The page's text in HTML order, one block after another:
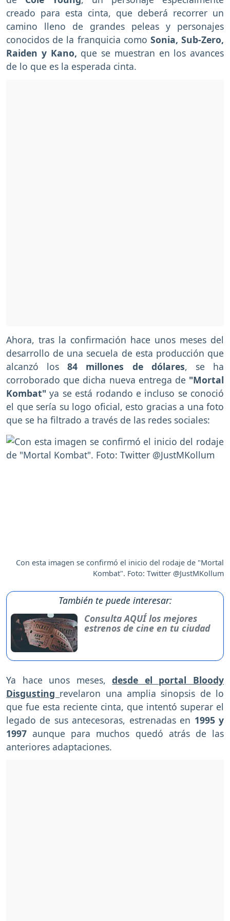
creado para esta cinta, que deberá recorrer un
camino lleno de grandes peleas y personajes
conocidos de la franquicia como Sonia, Sub-Zero,
Raiden y Kano, que se muestran en los avances
de lo que es la esperada cinta.
Ahora, tras la confirmación hace unos meses del
desarrollo de una secuela de esta producción que
alcanzó los84 millones de dólares, se ha
corroborado que dicha nueva entrega de "Mortal
Kombat"ya se está rodando e incluso se conoció
el que sería su logo oficial, esto gracias a una foto
que se ha filtrado a través de las redes sociales:
Con esta imagen se confirmó el inicio del rodaje de "Mortal
Kombat". Foto: Twitter @JustMKollum
También te puede interesar:
Consulta AQUÍ los mejores
estrenos de cine en tu ciudad
Ya hace unos meses,desde el portal Bloody
Disgusting revelaron una amplia sinopsis de lo
que fue esta reciente cinta, que intentó superar el
legado de sus antecesoras, estrenadas en 1995 y
1997aunque para muchos quedó atrás de las
anteriores adaptaciones.